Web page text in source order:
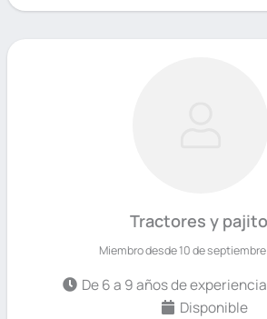
Tractores y
Miembro desde 10 de
De 6 a 9 años de
Disponible